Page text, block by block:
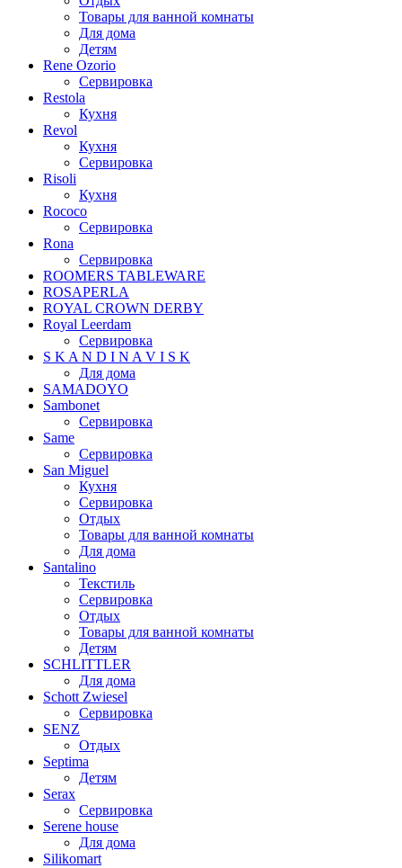
Товары для ванной комнаты
Для дома
Детям
Rene Ozorio
Сервировка
Restola
Кухня
Revol
Кухня
Сервировка
Risoli
Кухня
Rococo
Сервировка
Rona
Сервировка
ROOMERS TABLEWARE
ROSAPERLA
ROYAL CROWN DERBY
Royal Leerdam
Сервировка
S K A N D I N A V I S K
Для дома
SAMADOYO
Sambonet
Сервировка
Same
Сервировка
San Miguel
Кухня
Сервировка
Отдых
Товары для ванной комнаты
Для дома
Santalino
Текстиль
Сервировка
Отдых
Товары для ванной комнаты
Детям
SCHLITTLER
Для дома
Schott Zwiesel
Сервировка
SENZ
Отдых
Septima
Детям
Serax
Сервировка
Serene house
Для дома
Silikomart